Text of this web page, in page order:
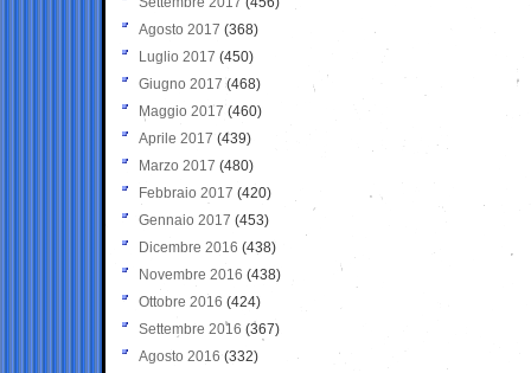
Agosto 2017 (368)
Luglio 2017 (450)
Giugno 2017 (468)
Maggio 2017 (460)
Aprile 2017 (439)
Marzo 2017 (480)
Febbraio 2017 (420)
Gennaio 2017 (453)
Dicembre 2016 (438)
Novembre 2016 (438)
Ottobre 2016 (424)
Settembre 2016 (367)
Agosto 2016 (332)